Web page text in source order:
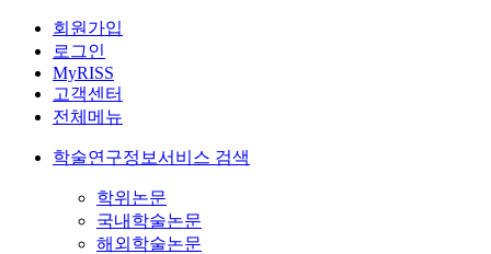
회원가입
로그인
MyRISS
고객센터
전체메뉴
학술연구정보서비스 검색
학위논문
국내학술논문
해외학술논문